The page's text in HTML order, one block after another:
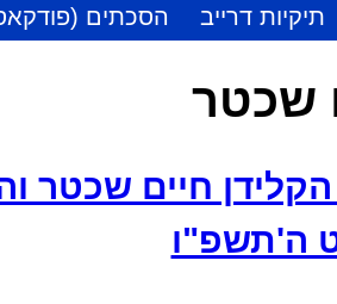
תיקיות דרייב הסכתים
שכטר
חיים שכטר
ה'תשפ"ו